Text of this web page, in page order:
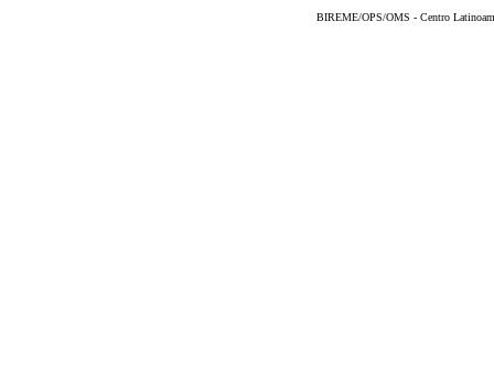
BIREME/OPS/OMS - Centro